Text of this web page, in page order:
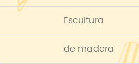
Escultura
de madera